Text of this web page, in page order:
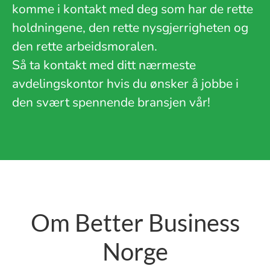
komme i kontakt med deg som har de rette
holdningene, den rette nysgjerrigheten og
den rette arbeidsmoralen.
Så ta kontakt med ditt nærmeste
avdelingskontor hvis du ønsker å jobbe i
den svært spennende bransjen vår!
Om Better Business
Norge